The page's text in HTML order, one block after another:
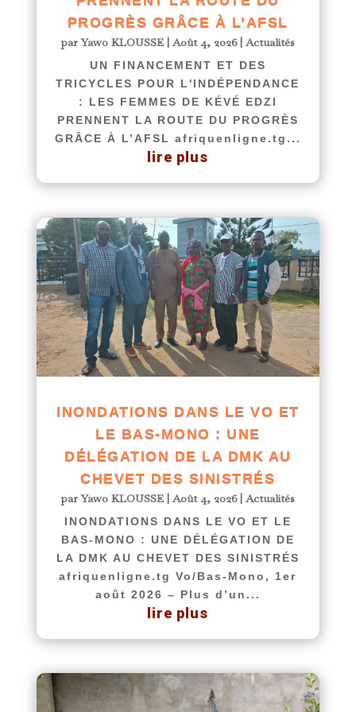
PROGRÈS GRÂCE À L’AFSL
parYawo KLOUSSE |Août 4, 2026|Actualités
UN FINANCEMENT ET DES
TRICYCLES POUR L'INDÉPENDANCE
: LES FEMMES DE KÉVÉ EDZI
PRENNENT LA ROUTE DU PROGRÈS
GRÂCE À L’AFSL afriquenligne.tg...
lire plus
INONDATIONS DANS LE VO ET
LE BAS-MONO : UNE
DÉLÉGATION DE LA DMK AU
CHEVET DES SINISTRÉS
parYawo KLOUSSE |Août 4, 2026|Actualités
INONDATIONS DANS LE VO ET LE
BAS-MONO : UNE DÉLÉGATION DE
LA DMK AU CHEVET DES SINISTRÉS
afriquenligne.tg Vo/Bas-Mono, 1er
août 2026 – Plus d’un...
lire plus